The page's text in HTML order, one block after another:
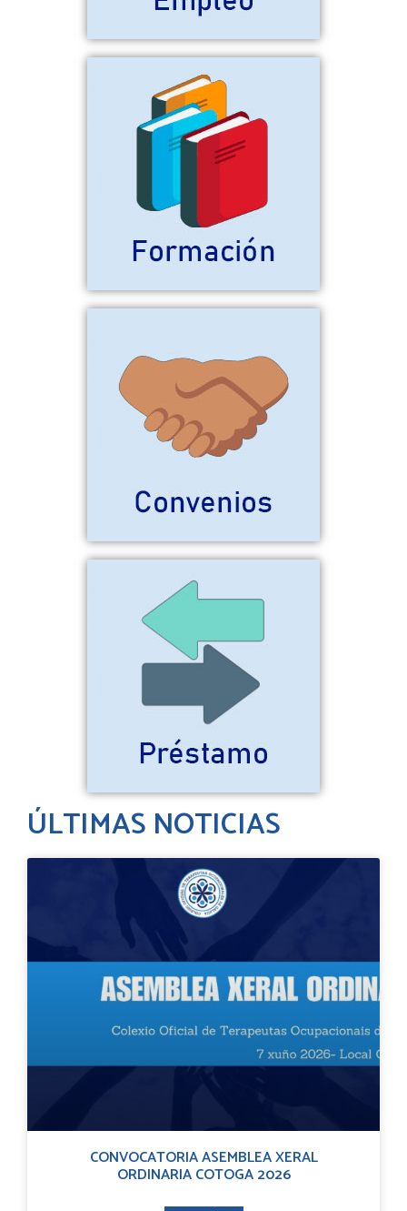
ÚLTIMAS NOTICIAS
CONVOCATORIA ASEMBLEA XERAL
ORDINARIA COTOGA 2026